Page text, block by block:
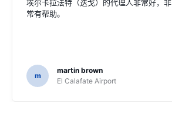
埃尔卡拉法特（迭戈）的代理人非常好，非
常有帮助。
m
martin brown
El Calafate Airport